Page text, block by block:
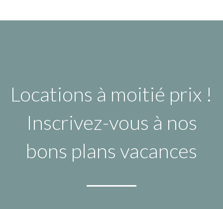
Locations à moitié prix !
Inscrivez-vous à nos
bons plans vacances